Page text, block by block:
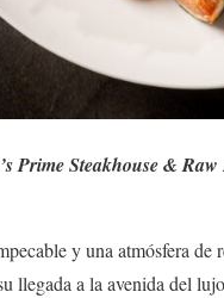
Prime Steakhouse &
y una atmósfera de
llegada a la avenida del